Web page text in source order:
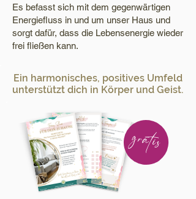
Es befasst sich mit dem gegenwärtigen
Energiefluss in und um unser Haus und
sorgt dafür, dass die Lebensenergie wieder
frei fließen kann.
Ein harmonisches, positives Umfeld
unterstützt dich in Körper und Geist.
gratis